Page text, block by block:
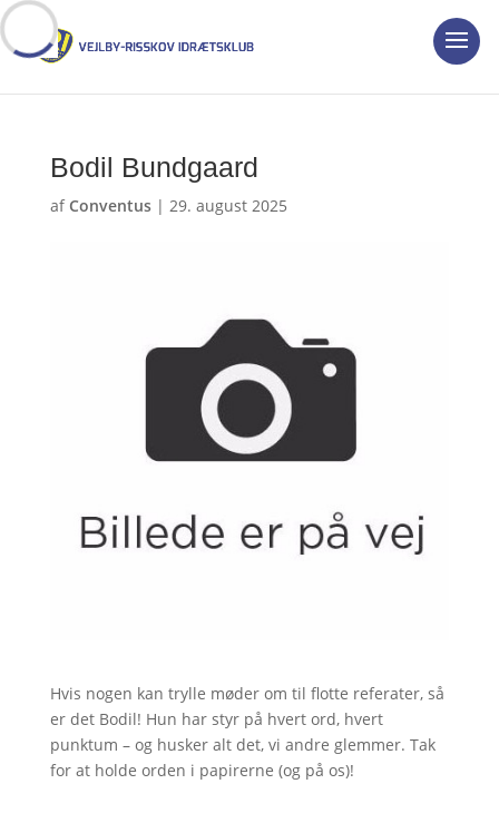
Bodil Bundgaard
af Conventus| 29. august 2025
Hvis nogen kan trylle møder om til flotte referater, så
er det Bodil! Hun har styr på hvert ord, hvert
punktum – og husker alt det, vi andre glemmer. Tak
for at holde orden i papirerne (og på os)!